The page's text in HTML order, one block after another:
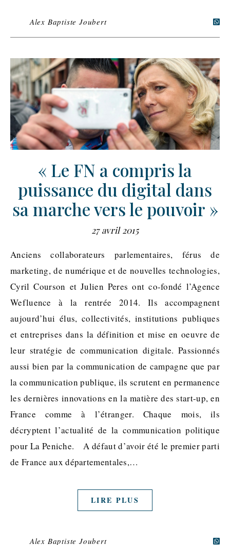
Alex Baptiste Joubert
« Le FN a compris la
puissance du digital dans
sa marche vers le pouvoir »
27 avril 2015
Anciens collaborateurs parlementaires, férus de
marketing, de numérique et de nouvelles technologies,
Cyril Courson et Julien Peres ont co-fondé l’Agence
Wefluence à la rentrée 2014. Ils accompagnent
aujourd’hui élus, collectivités, institutions publiques
et entreprises dans la définition et mise en oeuvre de
leur stratégie de communication digitale. Passionnés
aussi bien par la communication de campagne que par
la communication publique, ils scrutent en permanence
les dernières innovations en la matière des start-up, en
France comme à l’étranger. Chaque mois, ils
décryptent l’actualité de la communication politique
pour La Peniche. A défaut d’avoir été le premier parti
de France aux départementales,…
LIRE PLUS
Alex Baptiste Joubert